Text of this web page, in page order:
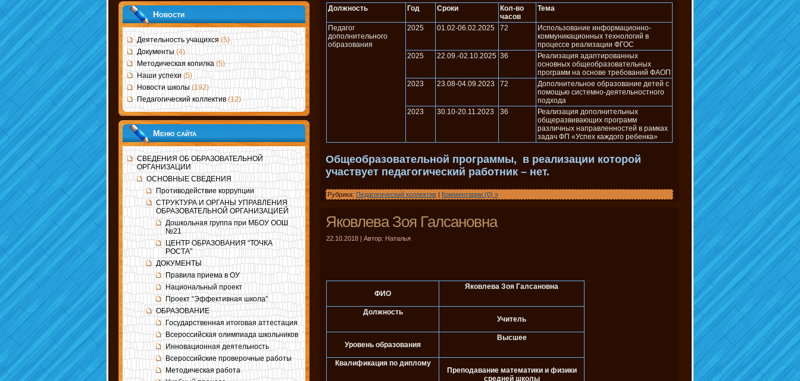
Новости
Деятельность учащихся(5)
Документы (4)
Методическая копилка(5)
Наши успехи (5)
Новости школы (192)
Педагогический коллектив(12)
Меню сайта
СВЕДЕНИЯ ОБ ОБРАЗОВАТЕЛЬНОЙ
ОРГАНИЗАЦИИ
ОСНОВНЫЕ СВЕДЕНИЯ
Противодействие коррупции
СТРУКТУРА И ОРГАНЫ УПРАВЛЕНИЯ
ОБРАЗОВАТЕЛЬНОЙ ОРГАНИЗАЦИЕЙ
Дошкольная группа при МБОУ ООШ
№21
ЦЕНТР ОБРАЗОВАНИЯ “ТОЧКА
РОСТА”
ДОКУМЕНТЫ
Правила приема в ОУ
Национальный проект
Проект “Эффективная школа”
ОБРАЗОВАНИЕ
Государственная итоговая аттестация
Всероссийская олимпиада школьников
Инновационная деятельность
Всероссийские проверочные работы
Методическая работа
Должность Год Сроки
Кол-во
часов
Тема
Педагог
дополнительного
образования
2025 01.02-06.02.2025 72
Использование информационно-
коммуникационных технологий в
процессе реализации ФГОС
2025
22.09.-02.10.2025 36
Реализация адаптированных
основных общеобразовательных
программ на основе требований ФАОП
2023
23.08-04.09.2023 72
Дополнительное образование детей с
помощью системно-деятельностного
подхода
2023
30.10-20.11.2023 36
Реализация дополнительных
общеразвивающих программ
различных направленностей в рамках
задач ФП «Успех каждого ребенка»
Общеобразовательной программы, в реализации которой
участвует педагогический работник – нет.
Рубрика: Педагогический коллектив Комментарии (0) »
Яковлева Зоя Галсановна
22.10.2018 | Автор: Наталья
ФИО
Яковлева Зоя Галсановна
Должность
Учитель
Уровень образования
Высшее
Квалификация по диплому
Преподавание математики и физики
средней школы